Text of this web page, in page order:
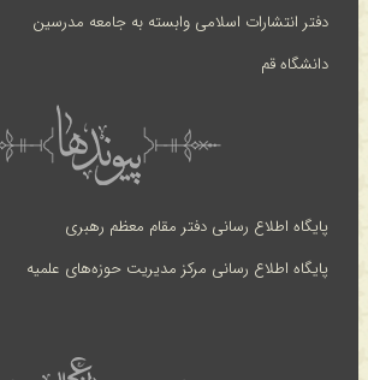
دفتر انتشارات اسلامی وابسته به جامعه مدرسین
دانشگاه قم
پایگاه اطلاع رسانی دفتر مقام معظم رهبری
پایگاه اطلاع رسانی مرکز مدیریت حوزه‌های علمیه